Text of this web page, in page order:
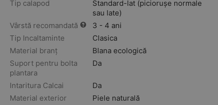
Tip calapod
Standard-lat (piciorușe normale
sau late)
Vârstă recomandată
3 - 4 ani
Tip Incaltaminte
Clasica
Material branț
Blana ecologică
Suport pentru bolta
plantara
Da
Intaritura Calcai
Da
Material exterior
Piele naturală